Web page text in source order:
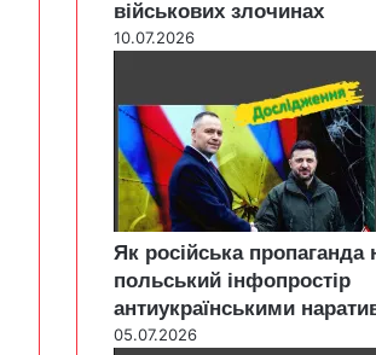
військових злочинах
10.07.2026
Як російська пропаганда
польський інфопростір
антиукраїнськими
05.07.2026